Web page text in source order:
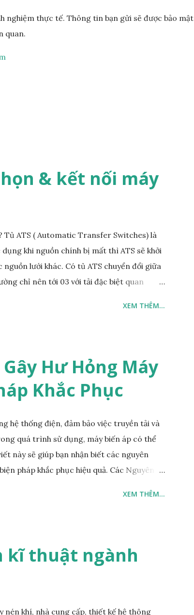
nghiệm thực tế. Thông tin bạn gửi sẽ được bảo
quan.
& kết nối máy
Tủ ATS ( Automatic Transfer Switches) là
khi nguồn chính bị mất thì ATS sẽ khởi
lưới khác. Có tủ ATS chuyển đổi giữa
chỉ nên tới 03 với tải đặc biệt quan
lớn hơn ứng dụng trong trạm nguồn
này. Đây là chức năng cơ bản của tủ ATS
thường có chức năng bảo vệ khi điện lưới
XEM THÊM...
Hư Hỏng Máy
Khắc Phục
hệ thống điện, đảm bảo việc truyền tải và
quá trình sử dụng, máy biến áp có thể
này sẽ giúp bạn nhận biết các nguyên
pháp khắc phục hiệu quả. Các Nguyên
cách điện trong máy biến áp có thể bị
hay hóa chất. Khi lớp cách điện bị suy
áp tăng lên. Biện pháp khắc phục: Định
XEM THÊM...
kĩ thuật ngành
nén khí, nhà cung cấp, thiết kế hệ thông